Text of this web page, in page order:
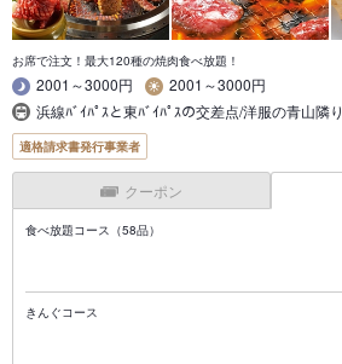
お席で注文！最大120種の焼肉食べ放題！
2001～3000円
2001～3000円
浜線ﾊﾞｲﾊﾟｽと東ﾊﾞｲﾊﾟｽの交差点/洋服の青山隣り
適格請求書発行事業者
クーポン
食べ放題コース（58品）
きんぐコース